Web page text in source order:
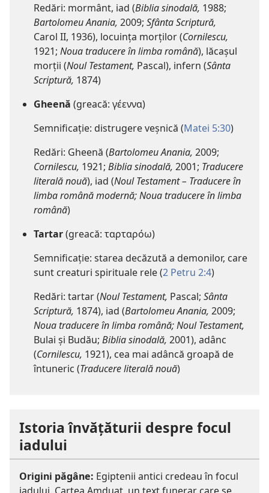
Redări: mormânt, iad (Biblia sinodală, 1988;
Bartolomeu Anania, 2009; Sfânta Scriptură,
Carol II, 1936), locuința morților (Cornilescu,
1921; Noua traducere în limba română), lăcașul
morții (Noul Testament, Pascal), infern (Sânta
Scriptură, 1874)
Gheenă (greacă: γέεννα)
Semnificație: distrugere veșnică (Matei 5:30)
Redări: Gheenă (Bartolomeu Anania, 2009;
Cornilescu, 1921; Biblia sinodală, 2001; Traducere
literală nouă), iad (Noul Testament – Traducere în
limba română modernă; Noua traducere în limba
română)
Tartar(greacă: ταρταρόω)
Semnificație: starea decăzută a demonilor, care
sunt creaturi spirituale rele (2 Petru 2:4)
Redări: tartar (Noul Testament, Pascal; Sânta
Scriptură, 1874), iad (Bartolomeu Anania, 2009;
Noua traducere în limba română; Noul Testament,
Bulai și Budău; Biblia sinodală, 2001), adânc
(Cornilescu, 1921), cea mai adâncă groapă de
întuneric (Traducere literală nouă)
Istoria învățăturii despre focul
iadului
Origini păgâne: Egiptenii antici credeau în focul